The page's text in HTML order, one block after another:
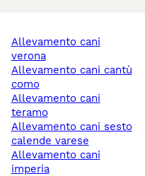
allevamento cani
verona
allevamento cani cantù
como
allevamento cani
teramo
allevamento cani sesto
calende varese
allevamento cani
imperia